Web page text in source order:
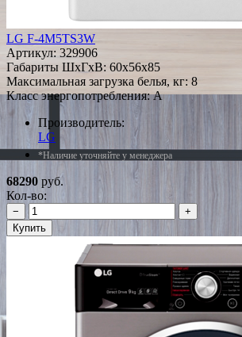
LG F-4M5TS3W
Артикул: 329906
Габариты ШxГxВ: 60x56x85
Максимальная загрузка белья, кг: 8
Класс энергопотребления: A
Производитель:
LG
*Наличие уточняйте у менеджера
68290 руб.
Кол-во:
−
+
Купить